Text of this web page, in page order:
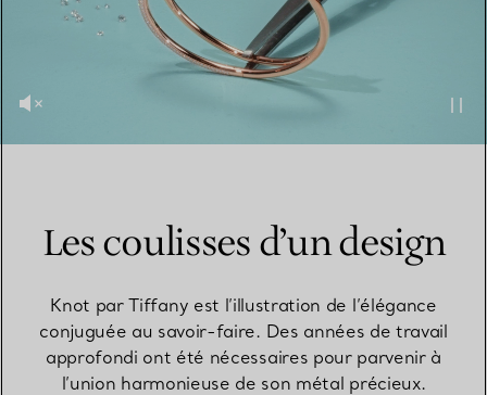
Les coulisses d’un design
Knot par Tiffany est l’illustration de l’élégance
conjuguée au savoir-faire. Des années de travail
approfondi ont été nécessaires pour parvenir à
l’union harmonieuse de son métal précieux.